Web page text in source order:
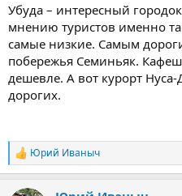
Убуда – интересный
мнению туристов именно
самые низкие. Самым
побережья Семиньяк.
дешевле. А вот курорт
дорогих.
Р
е
Юрий Иваныч